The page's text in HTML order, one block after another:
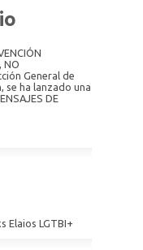
NO
General de
se ha lanzado una
DE
Elaios LGTBI+